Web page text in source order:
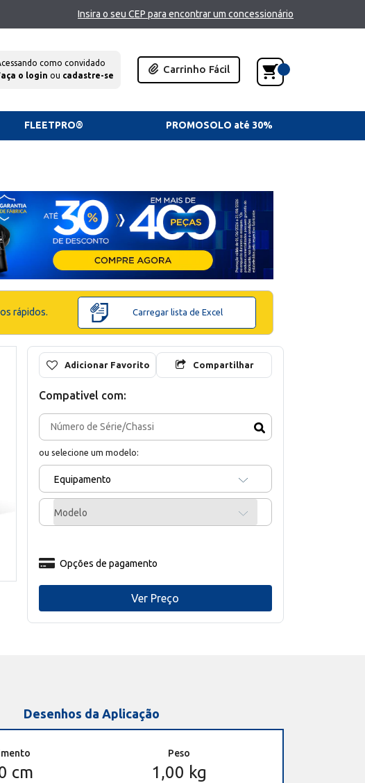
Insira o seu CEP para encontrar um concessionário
como convidado
o login ou cadastre-se
Carrinho Fácil
FLEETPRO® PROMOSOLO até 30%
rápidos. Carregar lista de Excel
Adicionar Favorito Compartilhar
Compativel com:
ou selecione um modelo:
Equipamento
Modelo
Opções de pagamento
Ver Preço
Desenhos da Aplicação
cm
Peso
1,00 kg